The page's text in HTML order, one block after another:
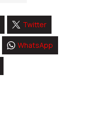
Twitter
WhatsApp